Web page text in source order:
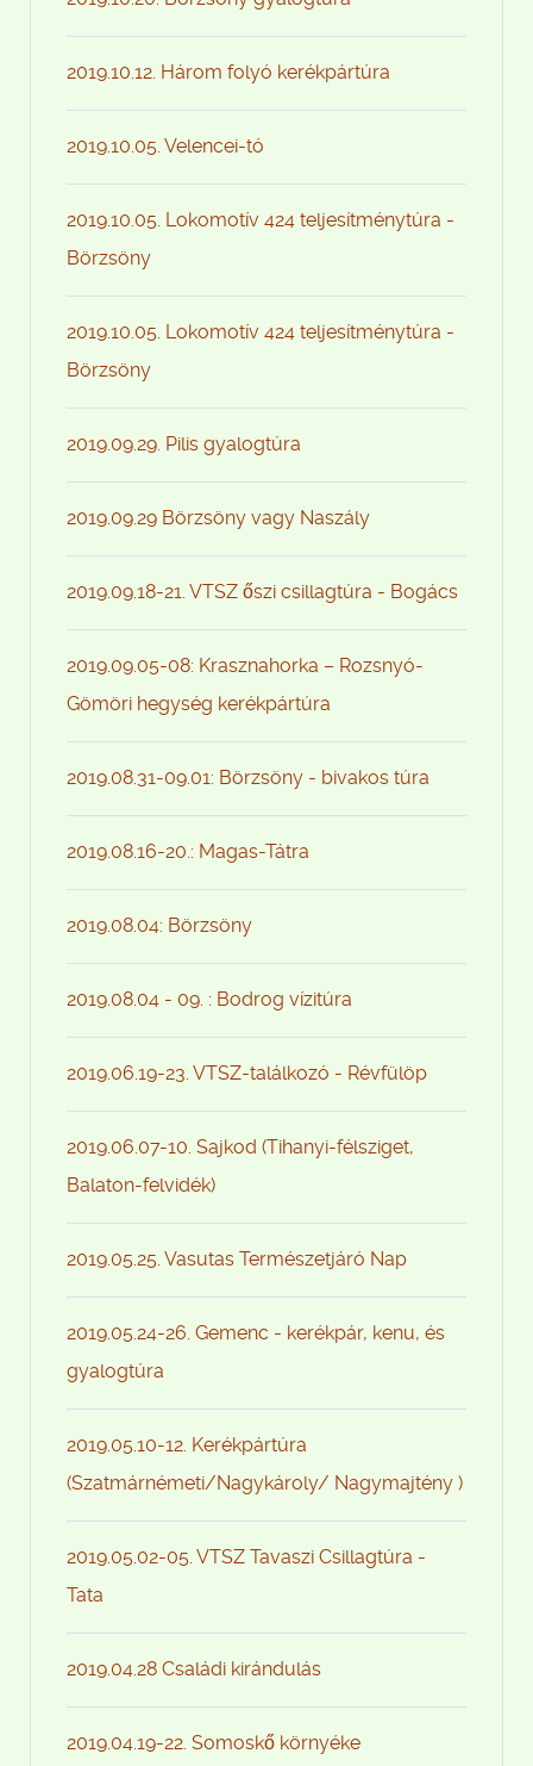
2019.10.12. Három folyó kerékpártúra
2019.10.05. Velencei-tó
2019.10.05. Lokomotív 424 teljesítménytúra -
Börzsöny
2019.10.05. Lokomotív 424 teljesítménytúra -
Börzsöny
2019.09.29. Pilis gyalogtúra
2019.09.29 Börzsöny vagy Naszály
2019.09.18-21. VTSZ őszi csillagtúra - Bogács
2019.09.05-08: Krasznahorka – Rozsnyó-
Gömöri hegység kerékpártúra
2019.08.31-09.01: Börzsöny - bivakos túra
2019.08.16-20.: Magas-Tátra
2019.08.04: Börzsöny
2019.08.04 - 09. : Bodrog vízitúra
2019.06.19-23. VTSZ-találkozó - Révfülöp
2019.06.07-10. Sajkod (Tihanyi-félsziget,
Balaton-felvidék)
2019.05.25. Vasutas Természetjáró Nap
2019.05.24-26. Gemenc - kerékpár, kenu, és
gyalogtúra
2019.05.10-12. Kerékpártúra
(Szatmárnémeti/Nagykároly/ Nagymajtény )
2019.05.02-05. VTSZ Tavaszi Csillagtúra -
Tata
2019.04.28 Családi kirándulás
2019.04.19-22. Somoskő környéke